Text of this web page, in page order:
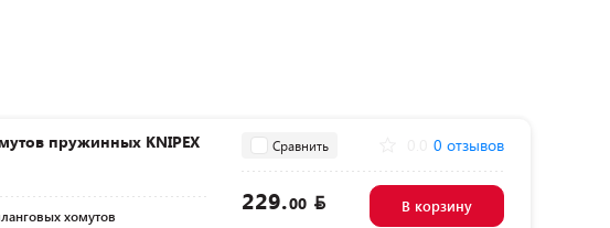
пружинных KNIPEX
хомутов
Сравнить 0 отзывов
229.00 В корзину